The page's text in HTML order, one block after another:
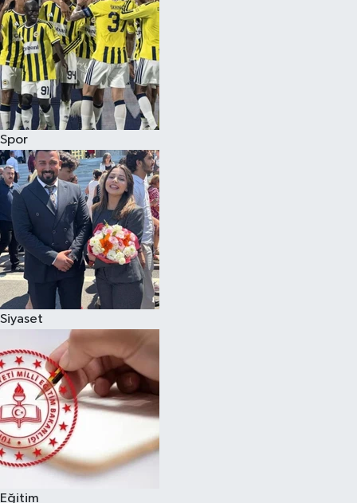
Spor
Siyaset
Eğitim